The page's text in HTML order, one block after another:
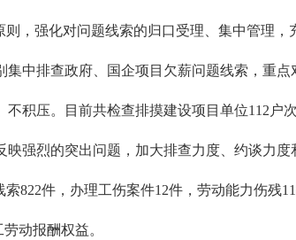
，强化对问题线索的归口受理、集中管理
中排查政府、国企项目欠薪问题线索，重
积压。目前共检查排摸建设项目单位112户
强烈的突出问题，加大排查力度、约谈力
822件，办理工伤案件12件，劳动能力伤残
动报酬权益。